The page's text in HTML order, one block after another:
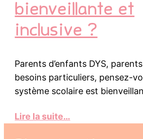
bienveillante et
inclusive ?
Parents d’enfants DYS, parents
besoins particuliers, pensez-
système scolaire est
Lire la suite…